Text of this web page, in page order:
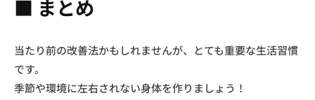
■ まとめ
当たり前の改善法かもしれませんが、とても重要な生活習慣
です。
季節や環境に左右されない身体を作りましょう！